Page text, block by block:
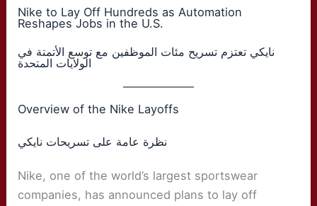
Nike to Lay Off Hundreds as Automation
Reshapes Jobs in the U.S.
نايكي تعتزم تسريح مئات الموظفين مع توسع الأتمتة في
الولايات المتحدة
Overview of the Nike Layoffs
نظرة عامة على تسريحات نايكي
Nike, one of the world’s largest sportswear
companies, has announced plans to lay off